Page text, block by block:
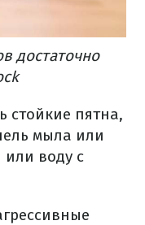
достаточно
стойкие пятна,
мыла или
или воду с